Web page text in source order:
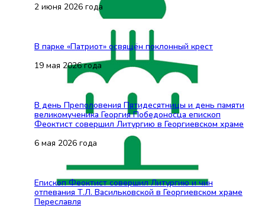
2 июня 2026 года
В парке «Патриот» освящён поклонный крест
19 мая 2026 года
В день Преполовения Пятидесятницы и день памяти
великомученика Георгия Победоносца епископ
Феоктист совершил Литургию в Георгиевском храме
6 мая 2026 года
Епископ Феоктист совершил Литургию и чин
отпевания Т.Л. Васильковской в Георгиевском храме
Переславля